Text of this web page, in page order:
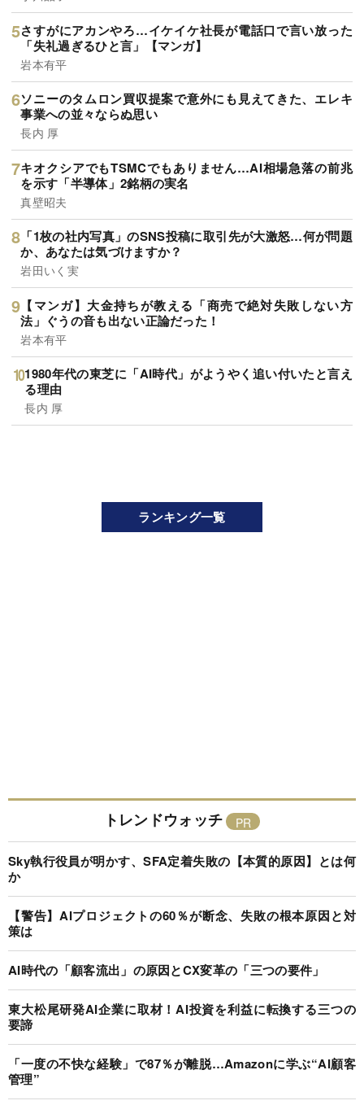
さすがにアカンやろ…イケイケ社長が電話口で言い放った
「失礼過ぎるひと言」【マンガ】
岩本有平
ソニーのタムロン買収提案で意外にも見えてきた、エレキ
事業への並々ならぬ思い
長内 厚
キオクシアでもTSMCでもありません…AI相場急落の前兆
を示す「半導体」2銘柄の実名
真壁昭夫
「1枚の社内写真」のSNS投稿に取引先が大激怒…何が問題
か、あなたは気づけますか？
岩田いく実
【マンガ】大金持ちが教える「商売で絶対失敗しない方
法」ぐうの音も出ない正論だった！
岩本有平
1980年代の東芝に「AI時代」がようやく追い付いたと言え
る理由
長内 厚
ランキング一覧
トレンドウォッチ
Sky執行役員が明かす、SFA定着失敗の【本質的原因】とは何
か
【警告】AIプロジェクトの60％が断念、失敗の根本原因と対
策は
AI時代の「顧客流出」の原因とCX変革の「三つの要件」
東大松尾研発AI企業に取材！AI投資を利益に転換する三つの
要諦
「一度の不快な経験」で87％が離脱…Amazonに学ぶ“AI顧客
管理”